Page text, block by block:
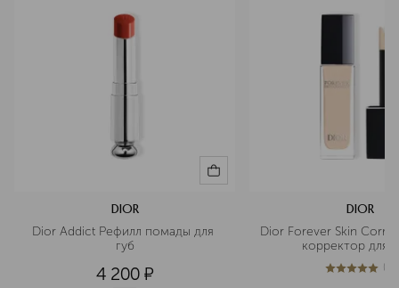
DIOR
Dior Addict Рефилл помады для
губ
4 200 ¤
DIOR
Dior Forever Skin
корректор для
5из 51 (